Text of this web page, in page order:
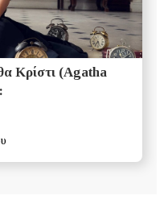
Κρίστι (Agatha